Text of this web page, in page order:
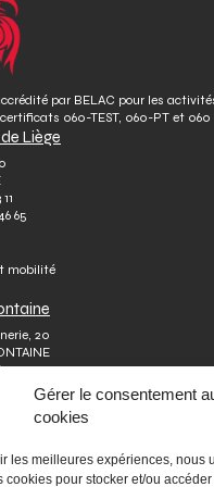
Gérer le consentement
cookies
les meilleures expériences, nous
cookies pour stocker et/ou
par BELAC pour les
060-TEST, 060-PT et 060
Liège
65
mobilité
20